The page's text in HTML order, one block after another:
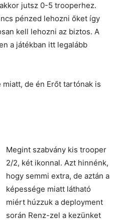
jutsz 0-5 trooperhez.
pénzed lehozni őket így
kell lehozni az biztos. A
a játékban itt legalább
de én Erőt tartónak is
Megint szabvány kis trooper
2/2, két ikonnal. Azt hinnénk,
hogy semmi extra, de aztán a
képessége miatt látható
miért húzzuk a deployment
során Renz-zel a kezünket